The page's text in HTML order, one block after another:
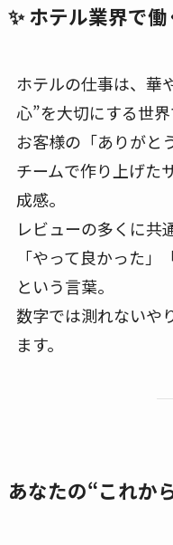
✨ ホテル業界で
ホテルの仕事は、華
心”を大切にする世界
お客様の「ありがと
チームで作り上げた
成感。
レビューの多くに共
「やって良かった」
という言葉。
数字では測れないや
ます。
あなたの“これか